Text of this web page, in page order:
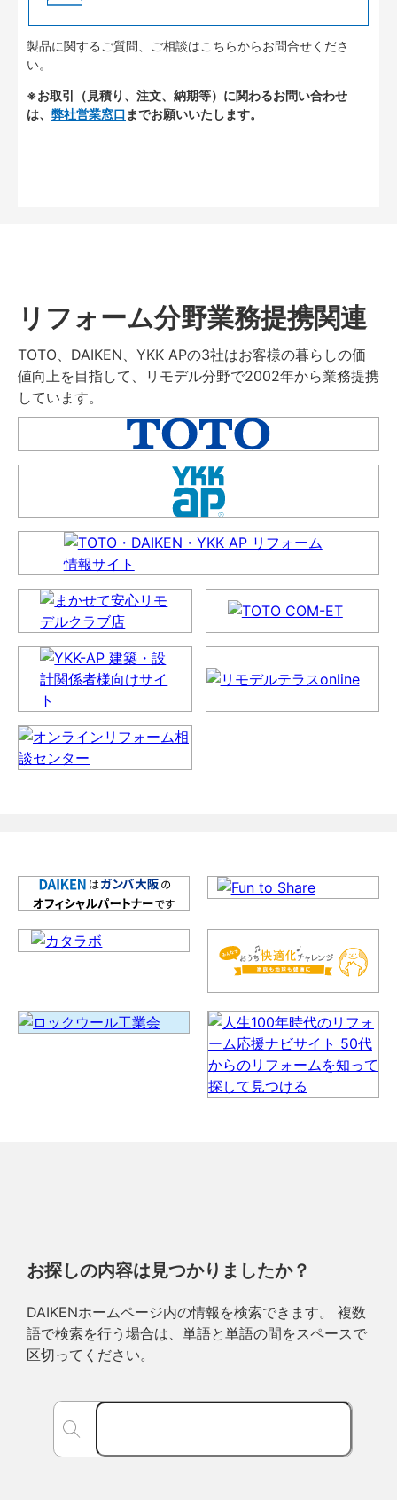
製品に関するご質問、ご相談はこちらからお問合せくださ
い。
※お取引（見積り、注文、納期等）に関わるお問い合わせ
は、 弊社営業窓口 までお願いいたします。
リフォーム分野業務提携関連
TOTO、DAIKEN、YKK APの3社はお客様の暮らしの価
値向上を目指して、リモデル分野で2002年から業務提携
しています。
お探しの内容は見つかりましたか？
DAIKENホームページ内の情報を検索できます。 複数
語で検索を行う場合は、単語と単語の間をスペースで
区切ってください。